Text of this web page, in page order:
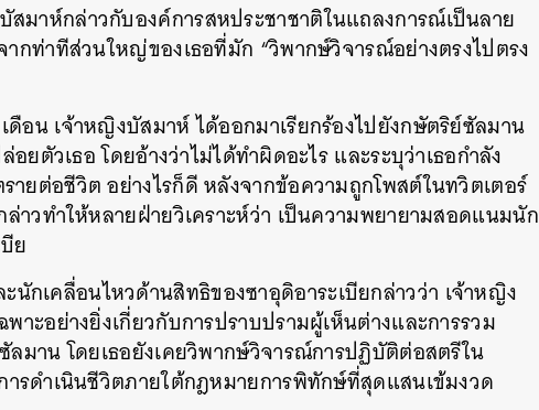
มาห์กล่าวกับองค์การสหประชาชาติในแถลงการณ์เป็นลาย
ท่าทีส่วนใหญ่ของเธอที่มัก “วิพากษ์วิจารณ์อย่างตรงไปตรง
ดือน เจ้าหญิงบัสมาห์ ได้ออกมาเรียกร้องไปยังกษัตริย์ซัลมาน
ตัวเธอ โดยอ้างว่าไม่ได้ทำผิดอะไร และระบุว่าเธอกำลัง
ต่อชีวิต อย่างไรก็ดี หลังจากข้อความถูกโพสต์ในทวิตเตอร์
าวทำให้หลายฝ่ายวิเคราะห์ว่า เป็นความพยายามสอดแนมนัก
ย
กเคลื่อนไหวด้านสิทธิของซาอุดิอาระเบียกล่าวว่า เจ้าหญิง
าะอย่างยิ่งเกี่ยวกับการปราบปรามผู้เห็นต่างและการรวม
ลมาน โดยเธอยังเคยวิพากษ์วิจารณ์การปฏิบัติต่อสตรีใน
รดำเนินชีวิตภายใต้กฎหมายการพิทักษ์ที่สุดแสนเข้มงวด